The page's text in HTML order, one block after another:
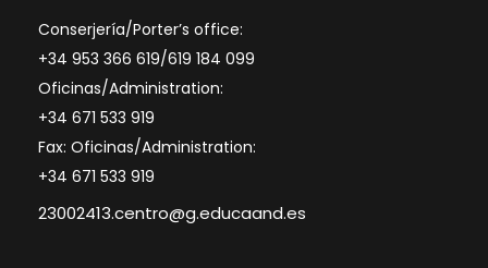
Conserjería/Porter’s office:
+34 953 366 619/619 184 099
Oficinas/Administration:
+34 671 533 919
Fax: Oficinas/Administration:
+34 671 533 919
23002413.centro@g.educaand.es